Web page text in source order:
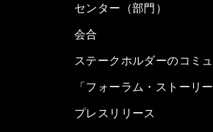
センター（部門）
会合
ステークホルダーのコミ
「フォーラム・ストーリー
プレスリリース